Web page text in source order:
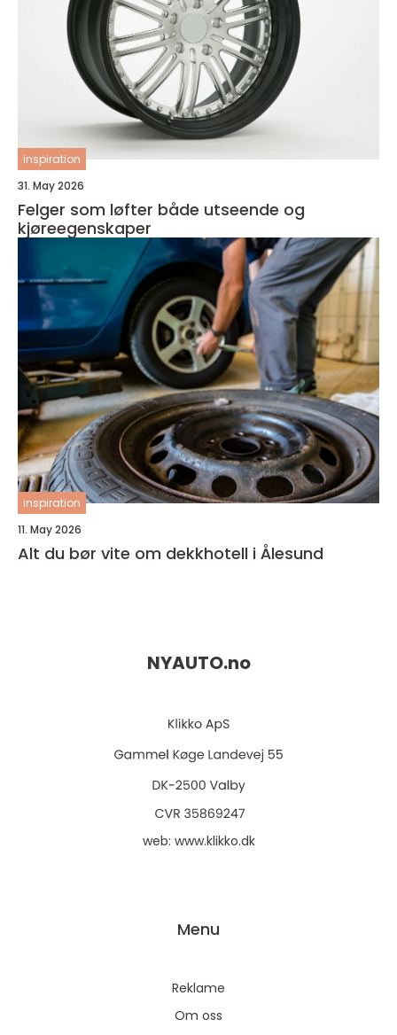
inspiration
31. May 2026
Felger som løfter både utseende og
kjøreegenskaper
inspiration
11. May 2026
Alt du bør vite om dekkhotell i Ålesund
NYAUTO.no
web: www.klikko.dk
Menu
Reklame
Om oss